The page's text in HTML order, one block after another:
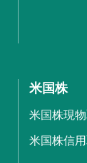
米国株
米国株現物
米国株信用